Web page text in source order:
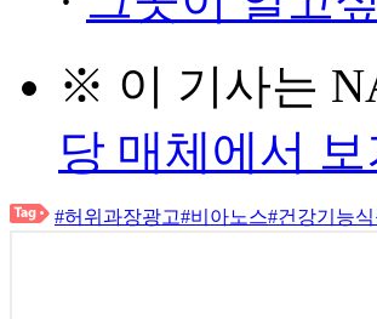
※ 이 기사는
당 매체에서
#허위과장광고#비아노스#건강기능